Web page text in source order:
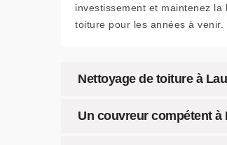
investissement et maintenez la
toiture pour les années à venir.
Nettoyage de toiture à
Un couvreur compétent à